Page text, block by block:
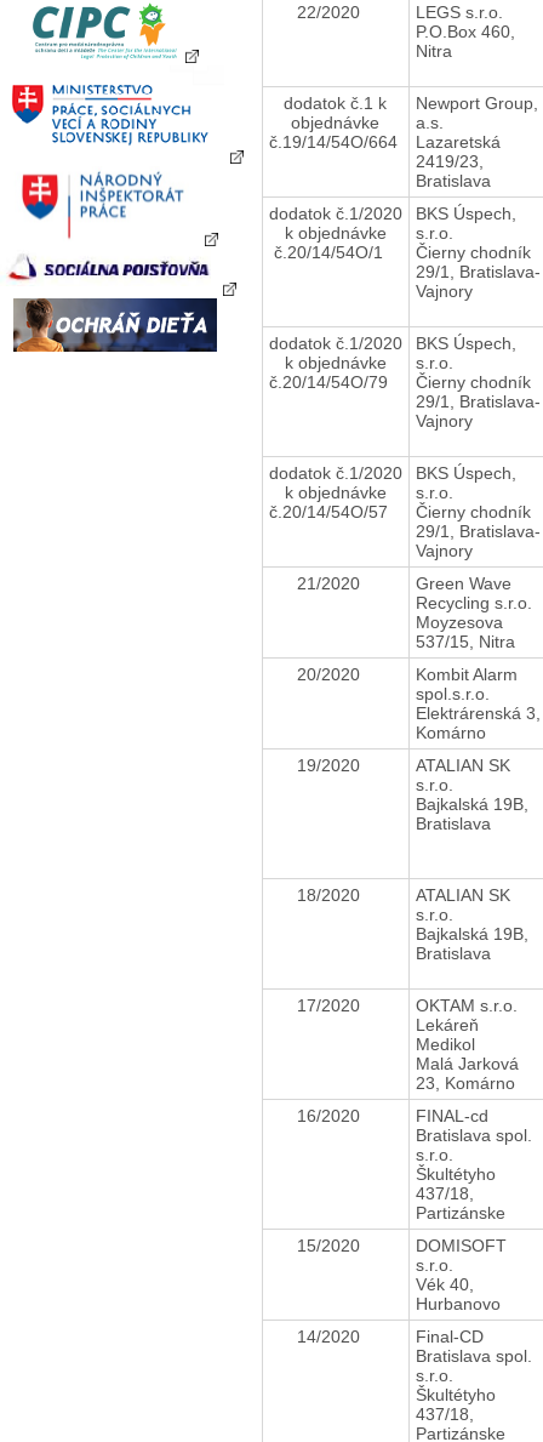
22/2020
LEGS s.r.o.
P.O.Box 460,
Nitra
dodatok č.1 k
objednávke
č.19/14/54O/664
Newport Group,
a.s.
Lazaretská
2419/23,
Bratislava
dodatok č.1/2020
k objednávke
č.20/14/54O/1
BKS Úspech,
s.r.o.
Čierny chodník
29/1, Bratislava-
Vajnory
dodatok č.1/2020
k objednávke
č.20/14/54O/79
BKS Úspech,
s.r.o.
Čierny chodník
29/1, Bratislava-
Vajnory
dodatok č.1/2020
k objednávke
č.20/14/54O/57
BKS Úspech,
s.r.o.
Čierny chodník
29/1, Bratislava-
Vajnory
21/2020
Green Wave
Recycling s.r.o.
Moyzesova
537/15, Nitra
20/2020
Kombit Alarm
spol.s.r.o.
Elektrárenská 3,
Komárno
19/2020
ATALIAN SK
s.r.o.
Bajkalská 19B,
Bratislava
18/2020
ATALIAN SK
s.r.o.
Bajkalská 19B,
Bratislava
17/2020
OKTAM s.r.o.
Lekáreň
Medikol
Malá Jarková
23, Komárno
16/2020
FINAL-cd
Bratislava spol.
s.r.o.
Škultétyho
437/18,
Partizánske
15/2020
DOMISOFT
s.r.o.
Vék 40,
Hurbanovo
14/2020
Final-CD
Bratislava spol.
s.r.o.
Škultétyho
437/18,
Partizánske